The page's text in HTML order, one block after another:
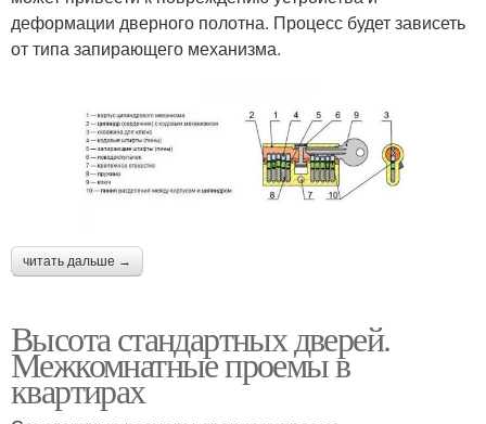
деформации дверного полотна. Процесс будет зависеть
от типа запирающего механизма.
читать дальше →
Высота стандартных дверей.
Межкомнатные проемы в
квартирах